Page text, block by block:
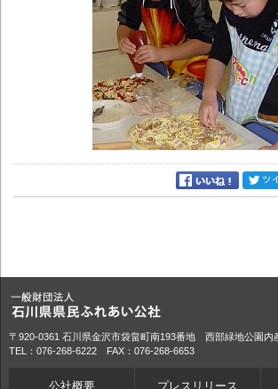
〒920-0361 石川県金沢市袋畠町南193番地 西部緑地公園内
TEL：076-268-6222 FAX：076-268-6653
公社概要 プレスリリース